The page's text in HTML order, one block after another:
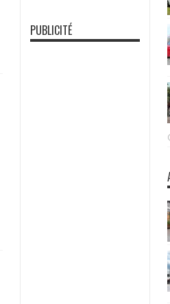
PUBLICITÉ